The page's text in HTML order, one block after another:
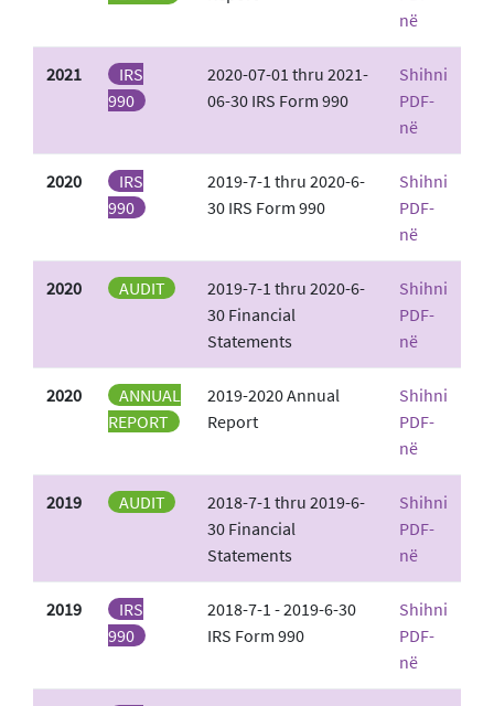
në
2021
IRS
990
2020-07-01 thru 2021-
06-30 IRS Form 990
Shihni
PDF-
në
2020
IRS
990
2019-7-1 thru 2020-6-
30 IRS Form 990
Shihni
PDF-
në
2020 AUDIT
2019-7-1 thru 2020-6-
30 Financial
Statements
Shihni
PDF-
në
2020
ANNUAL
REPORT
2019-2020 Annual
Report
Shihni
PDF-
në
2019 AUDIT
2018-7-1 thru 2019-6-
30 Financial
Statements
Shihni
PDF-
në
2019
IRS
990
2018-7-1 - 2019-6-30
IRS Form 990
Shihni
PDF-
në